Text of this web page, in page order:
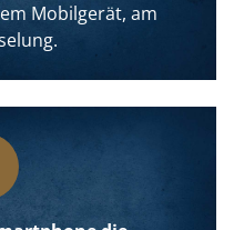
Mobilgerät, am
.